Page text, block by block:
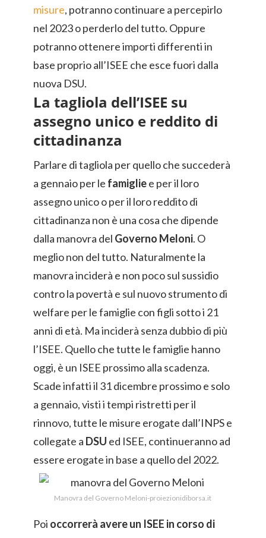
misure, potranno continuare a percepirlo
nel 2023 o perderlo del tutto. Oppure
potranno ottenere importi differenti in
base proprio all’ISEE che esce fuori dalla
nuova DSU.
La tagliola dell’ISEE su
assegno unico e reddito di
cittadinanza
Parlare di tagliola per quello che succederà
a gennaio per le famigliee per il loro
assegno unico o per il loro reddito di
cittadinanza non è una cosa che dipende
dalla manovra del Governo Meloni. O
meglio non del tutto. Naturalmente la
manovra inciderà e non poco sul sussidio
contro la povertà e sul nuovo strumento di
welfare per le famiglie con figli sotto i 21
anni di età. Ma inciderà senza dubbio di più
l’ISEE. Quello che tutte le famiglie hanno
oggi, è un ISEE prossimo alla scadenza.
Scade infatti il 31 dicembre prossimo e solo
a gennaio, visti i tempi ristretti per il
rinnovo, tutte le misure erogate dall’INPS e
collegate a DSU ed ISEE, continueranno ad
essere erogate in base a quello del 2022.
Manovra del Governo Meloni-proiezionidiborsa.it
Poi occorrerà avere un ISEE in corso di